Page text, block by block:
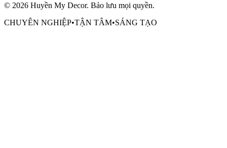
© 2026 Huyền My Decor. Bảo lưu mọi quyền.
CHUYÊN NGHIỆP•TẬN TÂM•SÁNG TẠO